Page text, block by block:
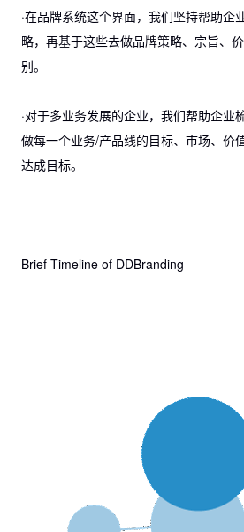
·在品牌系统这个界面，我们坚持帮助企
略，再基于这些去做品牌策略、宗旨、
别。
·对于多业务发展的企业，我们帮助企业
做每一个业务/产品线的目标、市场、价
达成目标。
Brief Timeline of DDBranding